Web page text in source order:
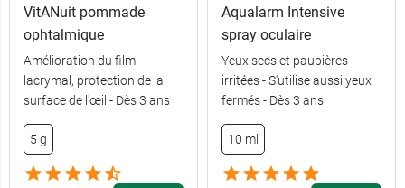
VitANuit pommade
ophtalmique
Amélioration du film
lacrymal, protection de la
surface de l'œil - Dès 3 ans
5 g
Aqualarm Intensive
spray oculaire
Yeux secs et paupières
irritées - S'utilise aussi yeux
fermés - Dès 3 ans
10 ml